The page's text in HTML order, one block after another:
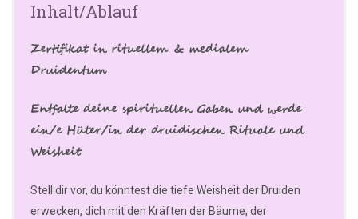
Inhalt/Ablauf
Zertifikat in rituellem & medialem
Druidentum
Entfalte deine spirituellen Gaben und werde
ein/e Hüter/in der druidischen Rituale und
Weisheit
Stell dir vor, du könntest die tiefe Weisheit der Druiden
erwecken, dich mit den Kräften der Bäume, der